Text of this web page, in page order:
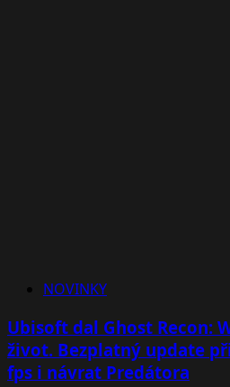
NOVINKY
Ubisoft dal Ghost Recon:
život. Bezplatný update
fps i návrat Predátora